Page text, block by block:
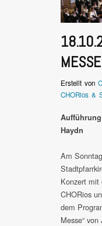
MESSE
Erstellt von
CHORios &
Haydn
Am
Konzert mit
CHORios
dem
Messe“